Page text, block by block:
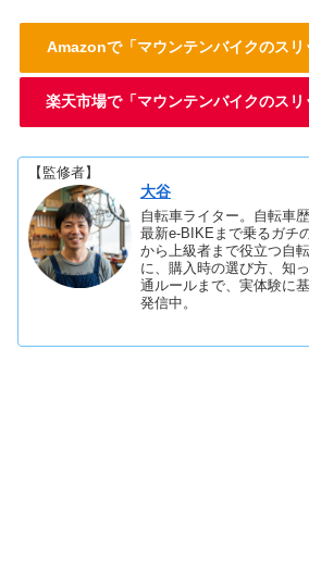
Amazonで「マウンテンバイクのスリ
楽天市場で「マウンテンバイクのス
【監修者】
大谷
自転車ライター。自転車
最新e-BIKEまで乗るガチ
から上級者まで役立つ自
に、購入時の選び方、知
通ルールまで、実体験に
発信中。